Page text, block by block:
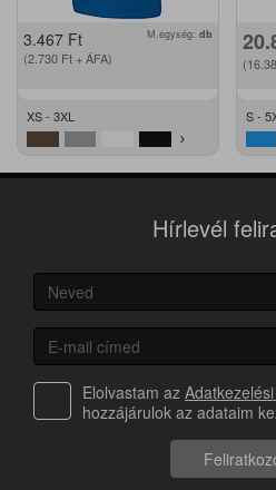
3.467 Ft
(2.730 Ft + ÁFA)
M.egység: db
XS - 3XL S -
Hírlevél
Elolvastam az
hozzájárulok az adataim